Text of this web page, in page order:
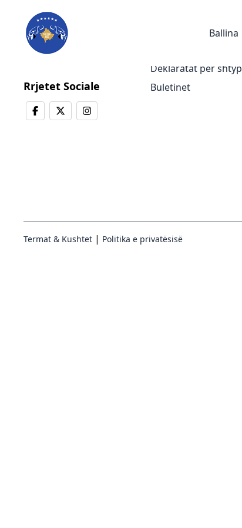
Ballina
Rrjetet Sociale
Deklaratat për shtyp
Buletinet
Termat & Kushtet | Politika e privatësisë